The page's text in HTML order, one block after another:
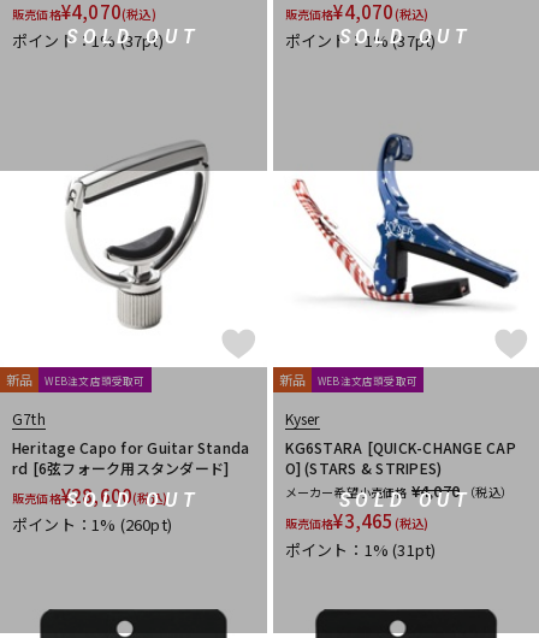
SOLD OUT
販売価格¥4,070(税込)
ポイント：1%(37pt) SOLD OUT
販売価格¥4,070(税込)
ポイント：1%(37pt)
SOLD OUT
新品 WEB注文店頭受取可
G7th
Heritage Capo for Guitar Standa
rd [6弦フォーク用スタンダード]
販売価格¥28,600(税込)
ポイント：1% (260pt)
SOLD OUT
新品 WEB注文店頭受取可
Kyser
KG6STARA [QUICK-CHANGE CAP
O] (STARS & STRIPES)
メーカー希望小売価格 ¥4,070 （税込）
販売価格¥3,465 (税込)
ポイント：1%(31pt)